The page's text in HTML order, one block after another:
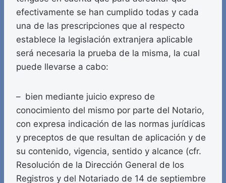
efectivamente se han cumplido todas y cada
una de las prescripciones que al respecto
establece la legislación extranjera aplicable
será necesaria la prueba de la misma, la cual
puede llevarse a cabo:
– bien mediante juicio expreso de
conocimiento del mismo por parte del Notario,
con expresa indicación de las normas jurídicas
y preceptos de que resultan de aplicación y de
su contenido, vigencia, sentido y alcance (cfr.
Resolución de la Dirección General de los
Registros y del Notariado de 14 de septiembre